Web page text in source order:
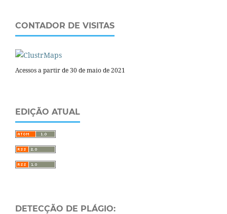
CONTADOR DE VISITAS
Acessos a partir de 30 de maio de 2021
EDIÇÃO ATUAL
DETECÇÃO DE PLÁGIO: